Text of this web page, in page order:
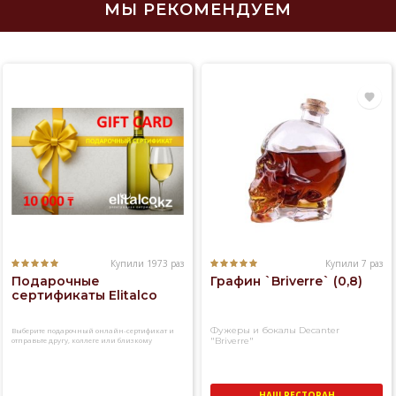
МЫ РЕКОМЕНДУЕМ
Купили 1973 раз
Подарочные
сертификаты Elitalco
Выберите подарочный онлайн-сертификат и
отправьте другу, коллеге или близкому
Купили 7 раз
Графин `Briverre` (0,8)
Фужеры и бокалы Decanter
"Briverre"